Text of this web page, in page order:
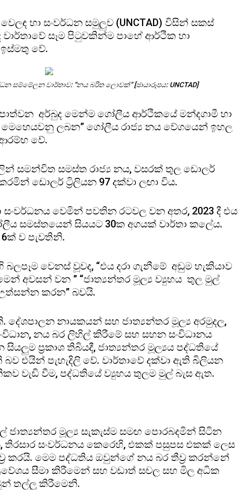
හා සංවර්ධන සමුලුව (UNCTAD) විසින් සකස්
සෑම පිටුවකින්ම පාහේ ආර්ථික හා
වේ.
සම්මේලන වාර්තාව: “නය බරිත ලොවක්” [ඡායාරූපය: UNCTAD]
අර්බුද මෙන්ම ගෝලීය ආර්ථිකයේ මන්දගාමී හා
ලබන” ගෝලීය රාජ්‍ය නය වේගයෙන් ඉහල
වේ.
සමන්විත සමස්ත රාජ්‍ය නය, වසරක් තුල ඩොලර්
ඩොලර් ට්‍රිලියන 97 දක්වා ලඟා විය.
වෙමින් පවතින රටවල වන අතර, 2023 දී එය
සමස්තයෙන් සියයට 30ක අගයක් වාර්තා කල‌ේය.
ව පැවතිනි.
වෙනස් වූවද, “එය දරා ගැනීමේ අඩුම හැකියාව
අවසන් වන ” “ජාත්‍යන්තර මූල්‍ය ව්‍යුහය තුල මුල්
කරන” බවයි.
දේශපාලන නායකයන් සහ ජාත්‍යන්තර මූල්‍ය අරමුදල,
නය බර ලිහිල් කිරීමේ සහ සහන සංවිධානය
ප්‍රකාශ තිබියදී, ජාත්‍යන්තර මූල්‍යය පද්ධතියේ
එයින් පැහැදිලි වේ. වාර්තාවේ දක්වා ඇති බිලියන
වැඩි වීම, පද්ධතියේ ව්‍යුහය තුලම මුල් බැස ඇත.
ජාත්‍යන්තර මූල්‍ය සැකැස්ම සමඟ පොරබදමින් සිටින
තිරසාර සංවර්ධනය කෙරෙහි, එකක් පසුපස එකක් ලෙස
කරයි. මෙම පද්ධතිය ඔවුන්ගේ නය බර තීව්‍ර කරන්නේ
සීමා කිරීමෙන් සහ වඩාත් සචල සහ මිල අධික
තල්ලු කිරීමෙනි.